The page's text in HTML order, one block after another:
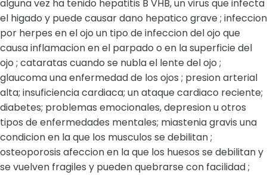
alguna vez ha tenido hepatitis B VHB, un virus que infecta
el higado y puede causar dano hepatico grave ; infeccion
por herpes en el ojo un tipo de infeccion del ojo que
causa inflamacion en el parpado o en la superficie del
ojo ; cataratas cuando se nubla el lente del ojo ;
glaucoma una enfermedad de los ojos ; presion arterial
alta; insuficiencia cardiaca; un ataque cardiaco reciente;
diabetes; problemas emocionales, depresion u otros
tipos de enfermedades mentales; miastenia gravis una
condicion en la que los musculos se debilitan ;
osteoporosis afeccion en la que los huesos se debilitan y
se vuelven fragiles y pueden quebrarse con facilidad ;